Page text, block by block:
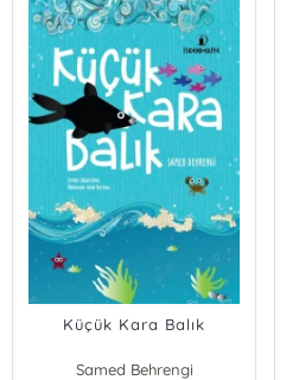
Küçük Kara Balık
Samed Behrengi